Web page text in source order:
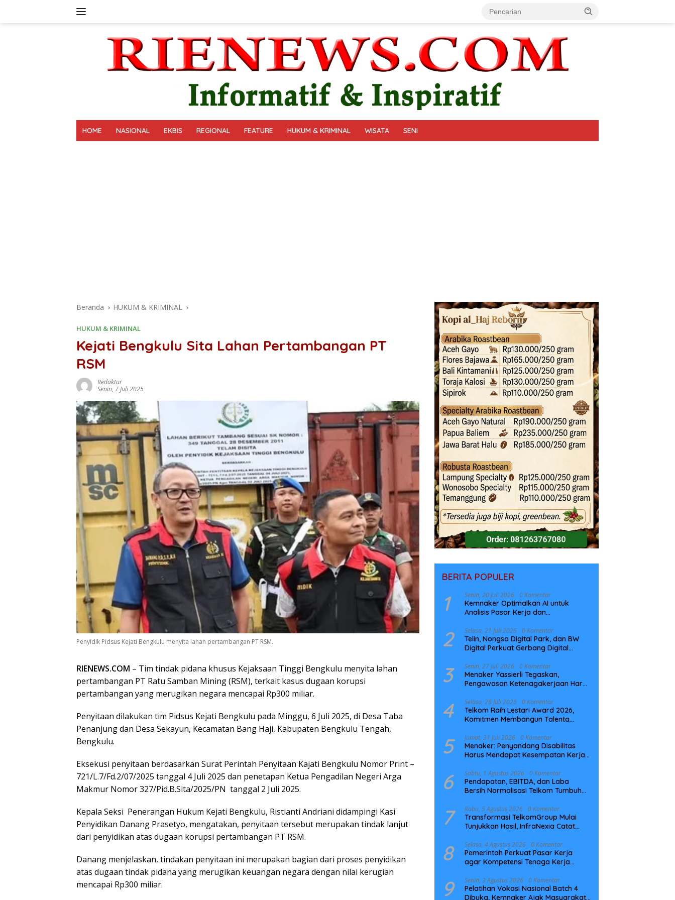
HOME NASIONAL EKBIS REGIONAL FEATURE HUKUM & KRIMINAL WISATA SENI
Beranda HUKUM & KRIMINAL
HUKUM & KRIMINAL
Kejati Bengkulu Sita Lahan Pertambangan PT
RSM
Redaktur
Senin, 7 Juli 2025
Penyidik Pidsus Kejati Bengkulu menyita lahan pertambangan PT RSM.
RIENEWS.COM – Tim tindak pidana khusus Kejaksaan Tinggi Bengkulu menyita lahan
pertambangan PT Ratu Samban Mining (RSM), terkait kasus dugaan korupsi
pertambangan yang merugikan negara mencapai Rp300 miliar.
Penyitaan dilakukan tim Pidsus Kejati Bengkulu pada Minggu, 6 Juli 2025, di Desa Taba
Penanjung dan Desa Sekayun, Kecamatan Bang Haji, Kabupaten Bengkulu Tengah,
Bengkulu.
Eksekusi penyitaan berdasarkan Surat Perintah Penyitaan Kajati Bengkulu Nomor Print –
721/L.7/Fd.2/07/2025 tanggal 4 Juli 2025 dan penetapan Ketua Pengadilan Negeri Arga
Makmur Nomor 327/Pid.B.Sita/2025/PN tanggal 2 Juli 2025.
Kepala Seksi Penerangan Hukum Kejati Bengkulu, Ristianti Andriani didampingi Kasi
Penyidikan Danang Prasetyo, mengatakan, penyitaan tersebut merupakan tindak lanjut
dari penyidikan atas dugaan korupsi pertambangan PT RSM.
Danang menjelaskan, tindakan penyitaan ini merupakan bagian dari proses penyidikan
atas dugaan tindak pidana yang merugikan keuangan negara dengan nilai kerugian
mencapai Rp300 miliar.
BERITA POPULER
1 Senin, 20 Juli 2026 0 Komentar
Kemnaker Optimalkan AI untuk
Analisis Pasar Kerja dan
2 Selasa, 21 Juli 2026 0 Komentar
Telin, Nongsa Digital Park, dan BW
Digital Perkuat Gerbang Digital
NCC
3 Senin, 27 Juli 2026 0 Komentar
Menaker Yassierli Tegaskan,
Pengawasan Ketenagakerjaan Harus
4 Selasa, 28 Juli 2026 0 Komentar
Telkom Raih Lestari Award 2026,
Komitmen Membangun Talenta
5 Jumat, 31 Juli 2026 0 Komentar
Menaker: Penyandang Disabilitas
Harus Mendapat Kesempatan Kerja
6 Sabtu, 1 Agustus 2026 0 Komentar
Pendapatan, EBITDA, dan Laba
Bersih Normalisasi Telkom Tumbuh
7 Rabu, 5 Agustus 2026 0 Komentar
Transformasi TelkomGroup Mulai
Tunjukkan Hasil, InfraNexia Catat
Digital Nasional
8 Selasa, 4 Agustus 2026 0 Komentar
Pemerintah Perkuat Pasar Kerja
agar Kompetensi Tenaga Kerja
9 Senin, 3 Agustus 2026 0 Komentar
Pelatihan Vokasi Nasional Batch 4
Dibuka, Kemnaker Ajak Masyarakat